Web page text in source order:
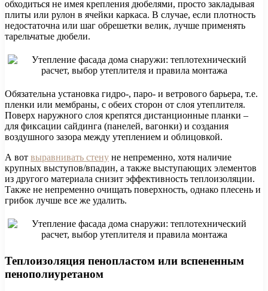
обходиться не имея крепления дюбелями, просто закладывая
плиты или рулон в ячейки каркаса. В случае, если плотность
недостаточна или шаг обрешетки велик, лучше применять
тарельчатые дюбели.
Обязательна установка гидро-, паро- и ветрового барьера, т.е.
пленки или мембраны, с обеих сторон от слоя утеплителя.
Поверх наружного слоя крепятся дистанционные планки –
для фиксации сайдинга (панелей, вагонки) и создания
воздушного зазора между утеплением и облицовкой.
А вот выравнивать стену не непременно, хотя наличие
крупных выступов/впадин, а также выступающих элементов
из другого материала снизит эффективность теплоизоляции.
Также не непременно очищать поверхность, однако плесень и
грибок лучше все же удалить.
Теплоизоляция пенопластом или вспененным
пенополиуретаном